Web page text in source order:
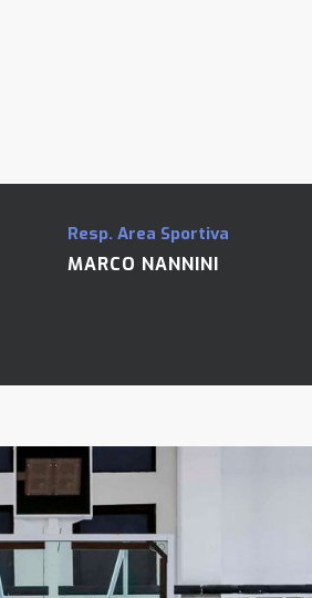
Resp. Area Sportiva
MARCO NANNINI